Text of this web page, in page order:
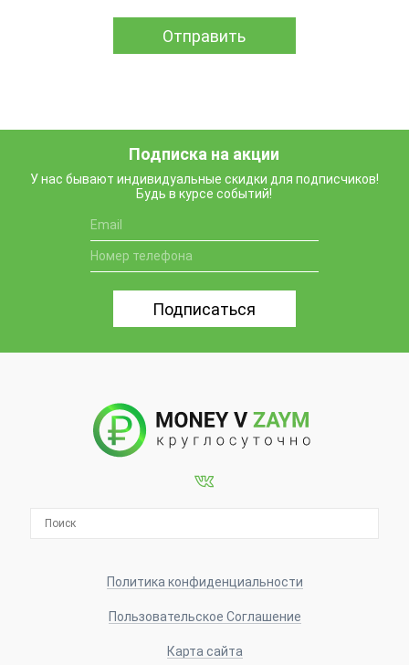
Подписка на акции
У нас бывают индивидуальные скидки для подписчиков!
Будь в курсе событий!
Политика конфиденциальности
Пользовательское Соглашение
Карта сайта